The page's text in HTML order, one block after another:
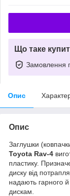
Що таке
Замовлення
Опис
Опис
Заглушки
Toyota Rav-4
пластику.
диску від
надають гарного
дискам.